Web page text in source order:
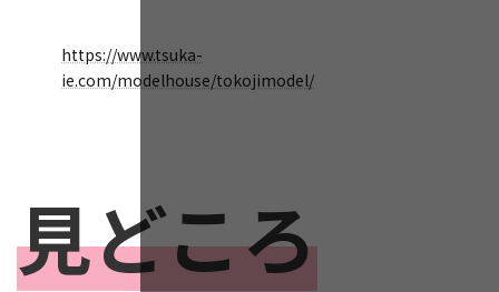
https://www.tsuka-
ie.com/modelhouse/tokojimodel/
見どころ